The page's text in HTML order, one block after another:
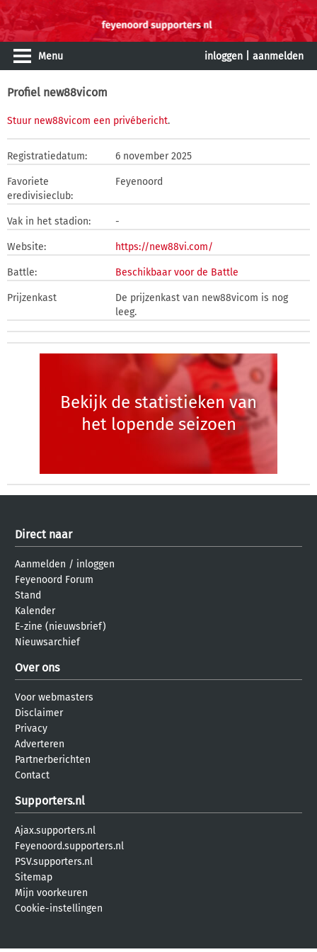
Menu inloggen aanmelden
Profiel new88vicom
Stuur new88vicom een privébericht.
Registratiedatum: 6 november 2025
Favoriete
eredivisieclub:
Feyenoord
Vak in het stadion: -
Website: https://new88vi.com/
Battle: Beschikbaar voor de Battle
Prijzenkast
De prijzenkast van new88vicom is nog
leeg.
Bekijk de statistieken van
het lopende seizoen
Direct naar
Aanmelden / inloggen
Feyenoord Forum
Stand
Kalender
E-zine (nieuwsbrief)
Nieuwsarchief
Over ons
Voor webmasters
Disclaimer
Privacy
Adverteren
Partnerberichten
Contact
Supporters.nl
Ajax.supporters.nl
Feyenoord.supporters.nl
PSV.supporters.nl
Sitemap
Mijn voorkeuren
Cookie-instellingen